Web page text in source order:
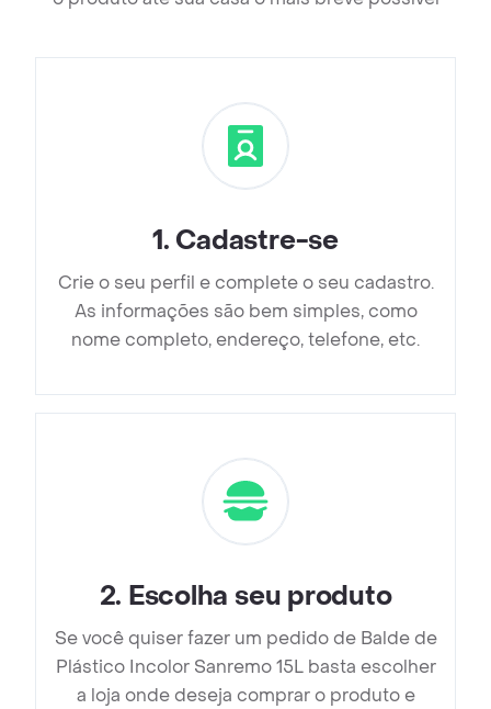
1. Cadastre-se
Crie o seu perfil e complete o seu cadastro.
As informações são bem simples, como
nome completo, endereço, telefone, etc.
2. Escolha seu produto
Se você quiser fazer um pedido de Balde de
Plástico Incolor Sanremo 15L basta escolher
a loja onde deseja comprar o produto e